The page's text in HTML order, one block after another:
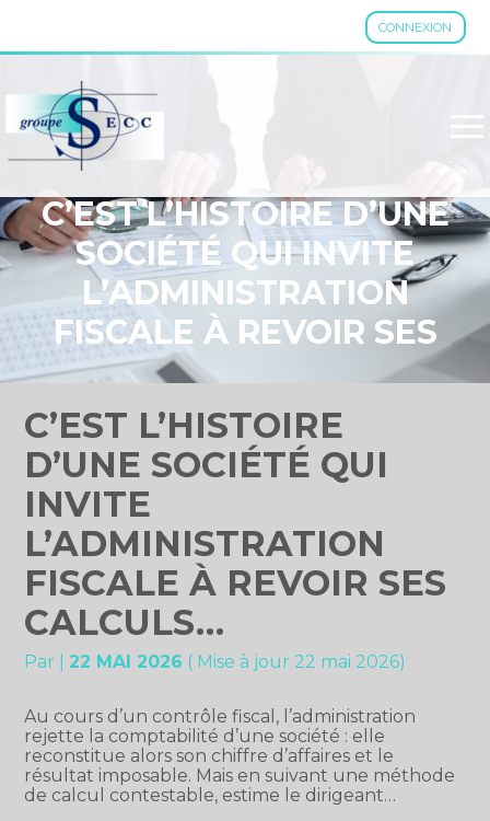
CONNEXION
Aller
C’EST L’HISTOIRE D’UNE
SOCIÉTÉ QUI INVITE
L’ADMINISTRATION
FISCALE À REVOIR SES
CALCULS…
C’EST L’HISTOIRE
D’UNE SOCIÉTÉ QUI
INVITE
L’ADMINISTRATION
FISCALE À REVOIR SES
CALCULS…
Par 22 MAI 2026 ( Mise à jour 22 mai 2026)
Au cours d’un contrôle fiscal, l’administration
rejette la comptabilité d’une société : elle
reconstitue alors son chiffre d’affaires et le
résultat imposable. Mais en suivant une méthode
de calcul contestable, estime le dirigeant…